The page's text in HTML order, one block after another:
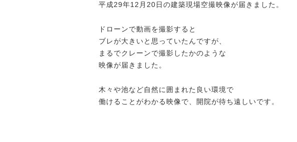
平成29年12月20日の建築現場空撮映像が届きました。
ドローンで動画を撮影すると
ブレが大きいと思っていたんですが、
まるでクレーンで撮影したかのような
映像が届きました。
木々や池など自然に囲まれた良い環境で
働けることがわかる映像で、開院が待ち遠しいです。